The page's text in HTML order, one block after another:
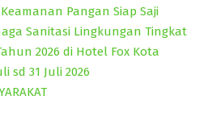
Pangan Siap Saji
Sanitasi Lingkungan Tingkat
2026 di Hotel Fox Kota
sd 31 Juli 2026